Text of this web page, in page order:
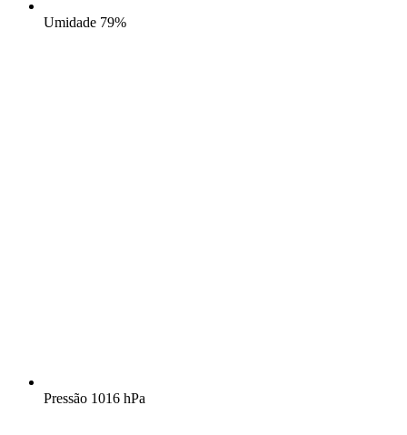
Umidade 79%
Pressão 1016 hPa